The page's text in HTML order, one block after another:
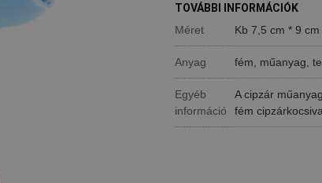
TOVÁBBI INFORMÁCIÓK
Méret
Kb 7,5 cm * 9 cm
Anyag fém, műanyag,
Egyéb
információ
A cipzár
fém